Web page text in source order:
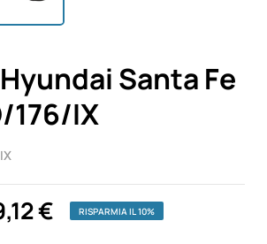
Santa Fe
176/IX
€ RISPARMIA IL 10%